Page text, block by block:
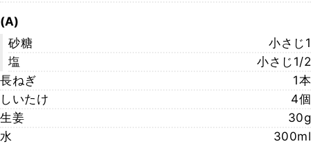
(A)
砂糖
小さじ1
塩
小さじ1/2
長ねぎ
1本
しいたけ
4個
生姜
30g
水
300ml